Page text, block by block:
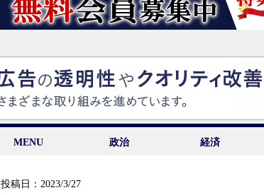
MENU 政治 経済
投稿日：2023/3/27